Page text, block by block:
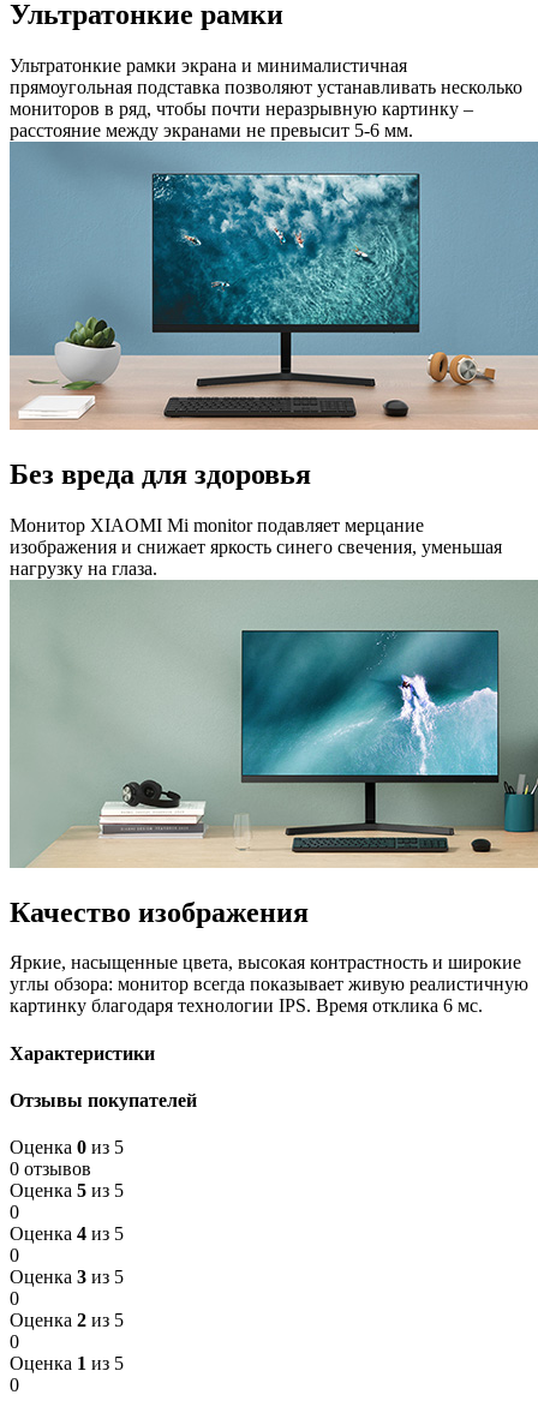
Ультратонкие рамки
Ультратонкие рамки экрана и минималистичная
прямоугольная подставка позволяют устанавливать несколько
мониторов в ряд, чтобы почти неразрывную картинку –
расстояние между экранами не превысит 5-6 мм.
Без вреда для здоровья
Монитор XIAOMI Mi monitor подавляет мерцание
изображения и снижает яркость синего свечения, уменьшая
нагрузку на глаза.
Качество изображения
Яркие, насыщенные цвета, высокая контрастность и широкие
углы обзора: монитор всегда показывает живую реалистичную
картинку благодаря технологии IPS. Время отклика 6 мс.
Характеристики
Отзывы покупателей
Оценка 0 из 5
0 отзывов
Оценка 5 из 5
0
Оценка 4 из 5
0
Оценка 3 из 5
0
Оценка 2 из 5
0
Оценка 1 из 5
0